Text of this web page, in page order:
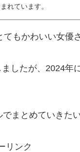
れています。
もかわいい女優
したが、2024年
まとめていきた
リンク